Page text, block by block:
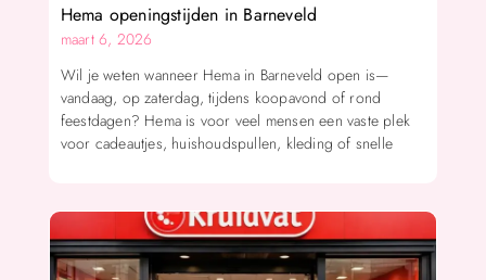
Hema openingstijden in Barneveld
maart 6, 2026
Wil je weten wanneer Hema in Barneveld open is—
vandaag, op zaterdag, tijdens koopavond of rond
feestdagen? Hema is voor veel mensen een vaste plek
voor cadeautjes, huishoudspullen, kleding of snelle